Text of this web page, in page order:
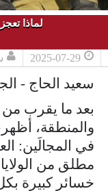
لماذا
2025-07-29
سعيد الحاج -
بعد ما يقرب
والمنطقة،
في المجالَين:
مطلق من
خسائر كبيرة